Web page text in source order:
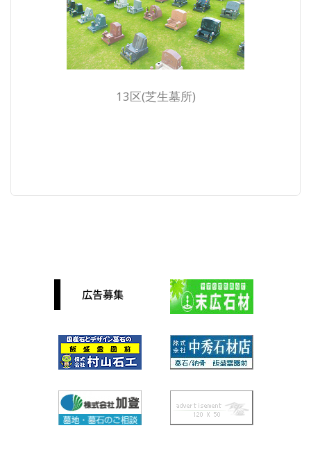
13区(芝生墓所)